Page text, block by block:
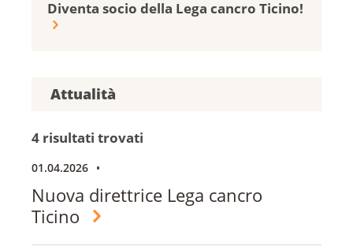
Diventa socio della Lega cancro Ticino!
Attualità
4 risultati trovati
01.04.2026
Nuova direttrice Lega cancro
Ticino